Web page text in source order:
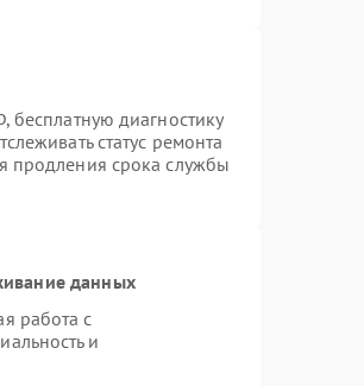
бесплатную диагностику
статус ремонта
продления срока службы
данных
работа с
и